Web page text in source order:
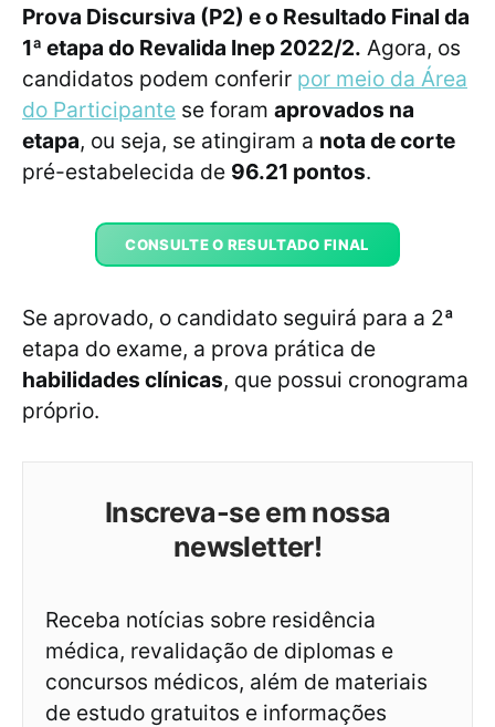
Prova Discursiva (P2) e o Resultado Final da
1ª etapa do Revalida Inep 2022/2. Agora, os
candidatos podem conferir por meio da Área
do Participante se foram aprovados na
etapa, ou seja, se atingiram a nota de corte
pré-estabelecida de 96.21 pontos.
CONSULTE O RESULTADO FINAL
Se aprovado, o candidato seguirá para a 2ª
etapa do exame, a prova prática de
habilidades clínicas, que possui cronograma
próprio.
Inscreva-se em nossa
newsletter!
Receba notícias sobre residência
médica, revalidação de diplomas e
concursos médicos, além de materiais
de estudo gratuitos e informações